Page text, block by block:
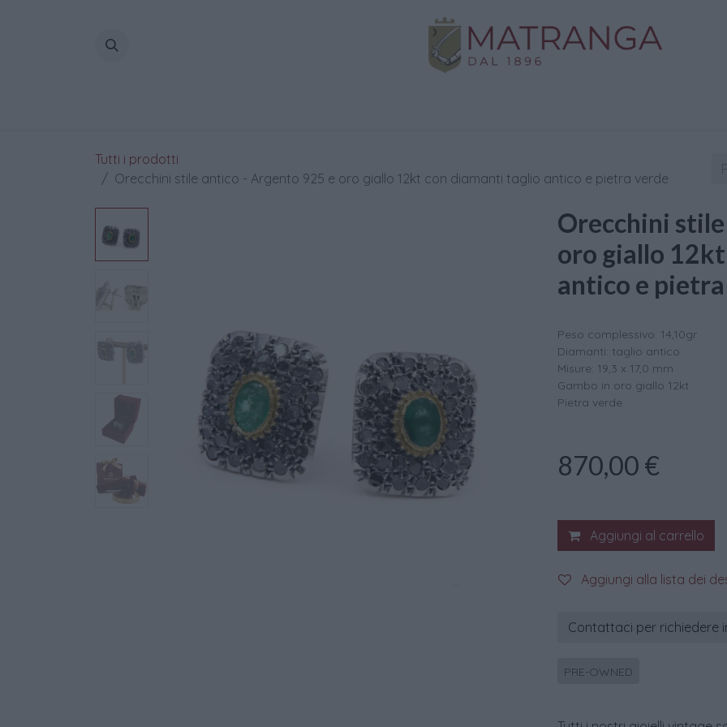
Tutti i prodotti
Orecchini stile antico - Argento 925 e oro giallo 12kt con diamanti taglio antico e pietra verde
Orecchini
oro giallo
antico e
Peso complessivo: 14,10gr
Diamanti: taglio antico
Misure: 19,3 x 17,0 mm
Gambo in oro giallo 12kt
Pietra verde
870,00 €
Aggiungi al carrello
Aggiungi alla lista dei
Contattaci per richiedere
PRE-OWNED